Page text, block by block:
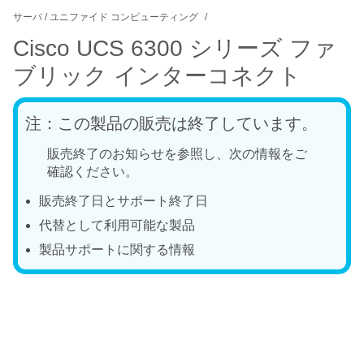
サーバ / ユニファイド コンピューティング
Cisco UCS 6300 シリーズ ファ
ブリック インターコネクト
注：この製品の販売は終了しています。
販売終了のお知らせを参照し、次の情報をご
確認ください。
販売終了日とサポート終了日
代替として利用可能な製品
製品サポートに関する情報